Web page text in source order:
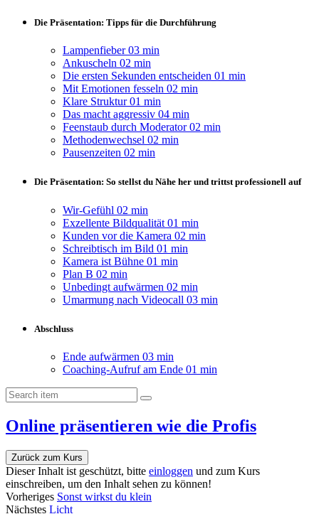
Die Präsentation: Tipps für die Durchführung
Lampenfieber 03 min
Ankuscheln 02 min
Die ersten Sekunden entscheiden 01 min
Mit Emotionen fesseln 02 min
Klare Struktur 01 min
Das macht aggressiv 04 min
Feenstaub durch Moderator 02 min
Methodenwechsel 02 min
Pausenzeiten 02 min
Die Präsentation: So stellst du Nähe her und trittst professionell auf
Wir-Gefühl 02 min
Exzellente Bildqualität 01 min
Kunden vor die Kamera 02 min
Schreibtisch im Bild 01 min
Kamera ist Bühne 01 min
Plan B 02 min
Unbedingt aufwärmen 02 min
Umarmung nach Videocall 03 min
Abschluss
Ende aufwärmen 03 min
Coaching-Aufruf am Ende 01 min
Online präsentieren wie die Profis
Zurück zum Kurs
Dieser Inhalt ist geschützt, bitte einloggen und zum Kurs
einschreiben, um den Inhalt sehen zu können!
Vorheriges Sonst wirkst du klein
Nächstes Licht